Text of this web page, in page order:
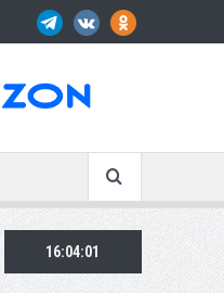
гостевую форму
16:04:03